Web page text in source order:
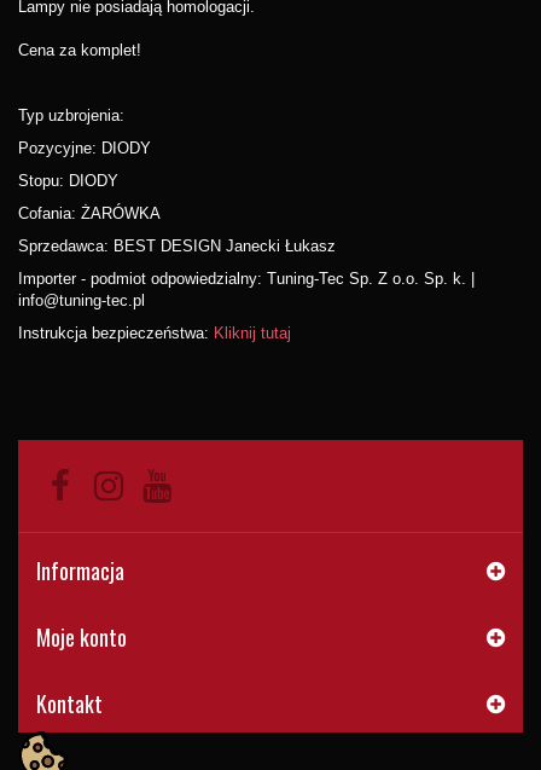
Lampy nie posiadają homologacji.
Cena za komplet!
Typ uzbrojenia:
Pozycyjne: DIODY
Stopu: DIODY
Cofania: ŻARÓWKA
Sprzedawca: BEST DESIGN Janecki Łukasz
Importer - podmiot odpowiedzialny: Tuning-Tec Sp. Z o.o. Sp. k. |
info@tuning-tec.pl
Instrukcja bezpieczeństwa: Kliknij tutaj
Informacja
Moje konto
Kontakt